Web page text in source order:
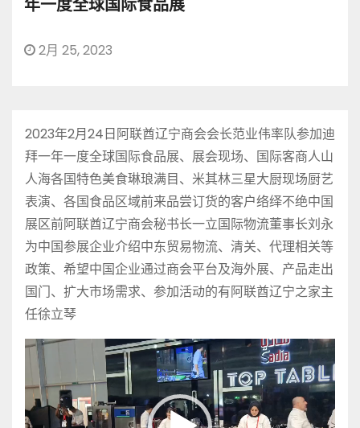
年一度全球国际食品展
2月 25, 2023
2023年2月24日阿联酋辽宁商会会长范业伟率队参加迪
拜一年一度全球国际食品展、展会现场、国际客商人山
人海各国特色美食琳琅满目、米其林三星大厨现场厨艺
表演、各国食品区域前来品尝订货的客户络绎不绝中国
展区前阿联酋辽宁商会秘书长一立国际物流董事长刘永
为中国参展企业介绍中东贸易物流、清关、代理相关等
政策、希望中国企业通过商会平台及海外展、产品走出
国门、扩大市场需求、参加活动的有阿联酋辽宁之家主
任徐立琴
视
播
放